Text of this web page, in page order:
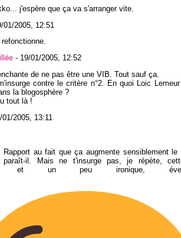
j'espère que ça va s'arranger vite.
01/2005, 12:51
- 19/01/2005, 12:52
de ne pas être une VIB. Tout sauf ça.
contre le critère n°2. En quoi Loic
la blogosphère ?
tout là !
01/2005, 13:11
Rapport au fait que ça augmente sensiblement
il. Mais ne t'insurge pas, je répète,
et un peu ironique,